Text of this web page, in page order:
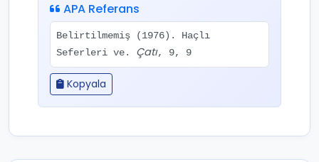
APA Referans
Belirtilmemiş (1976). Haçlı
Seferleri ve. Çatı, 9, 9
Kopyala